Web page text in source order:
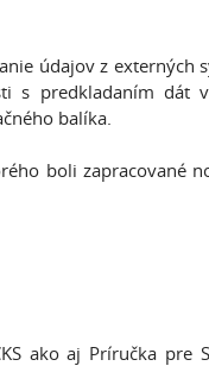
údajov z externých
s predkladaním dát
balíka.
boli zapracované
ako aj Príručka pre